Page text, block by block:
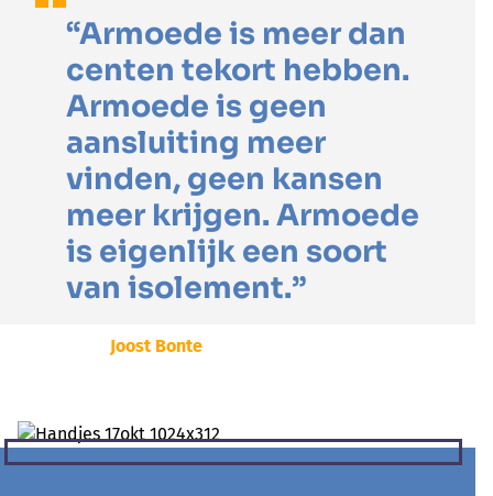
“Armoede is meer dan
centen tekort hebben.
Armoede is geen
aansluiting meer
vinden, geen kansen
meer krijgen. Armoede
is eigenlijk een soort
van isolement.”
Joost Bonte